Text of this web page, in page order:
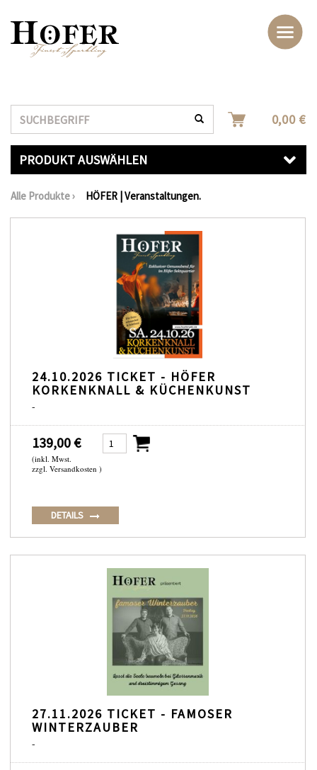
PRODUKT AUSWÄHLEN
0,00 €
Alle Produkte› HÖFER | Veranstaltungen.
24.10.2026 TICKET - HÖFER
KORKENKNALL & KÜCHENKUNST
-
139,00 €
(inkl. Mwst.
zzgl. Versandkosten )
DETAILS
27.11.2026 TICKET - FAMOSER
WINTERZAUBER
-